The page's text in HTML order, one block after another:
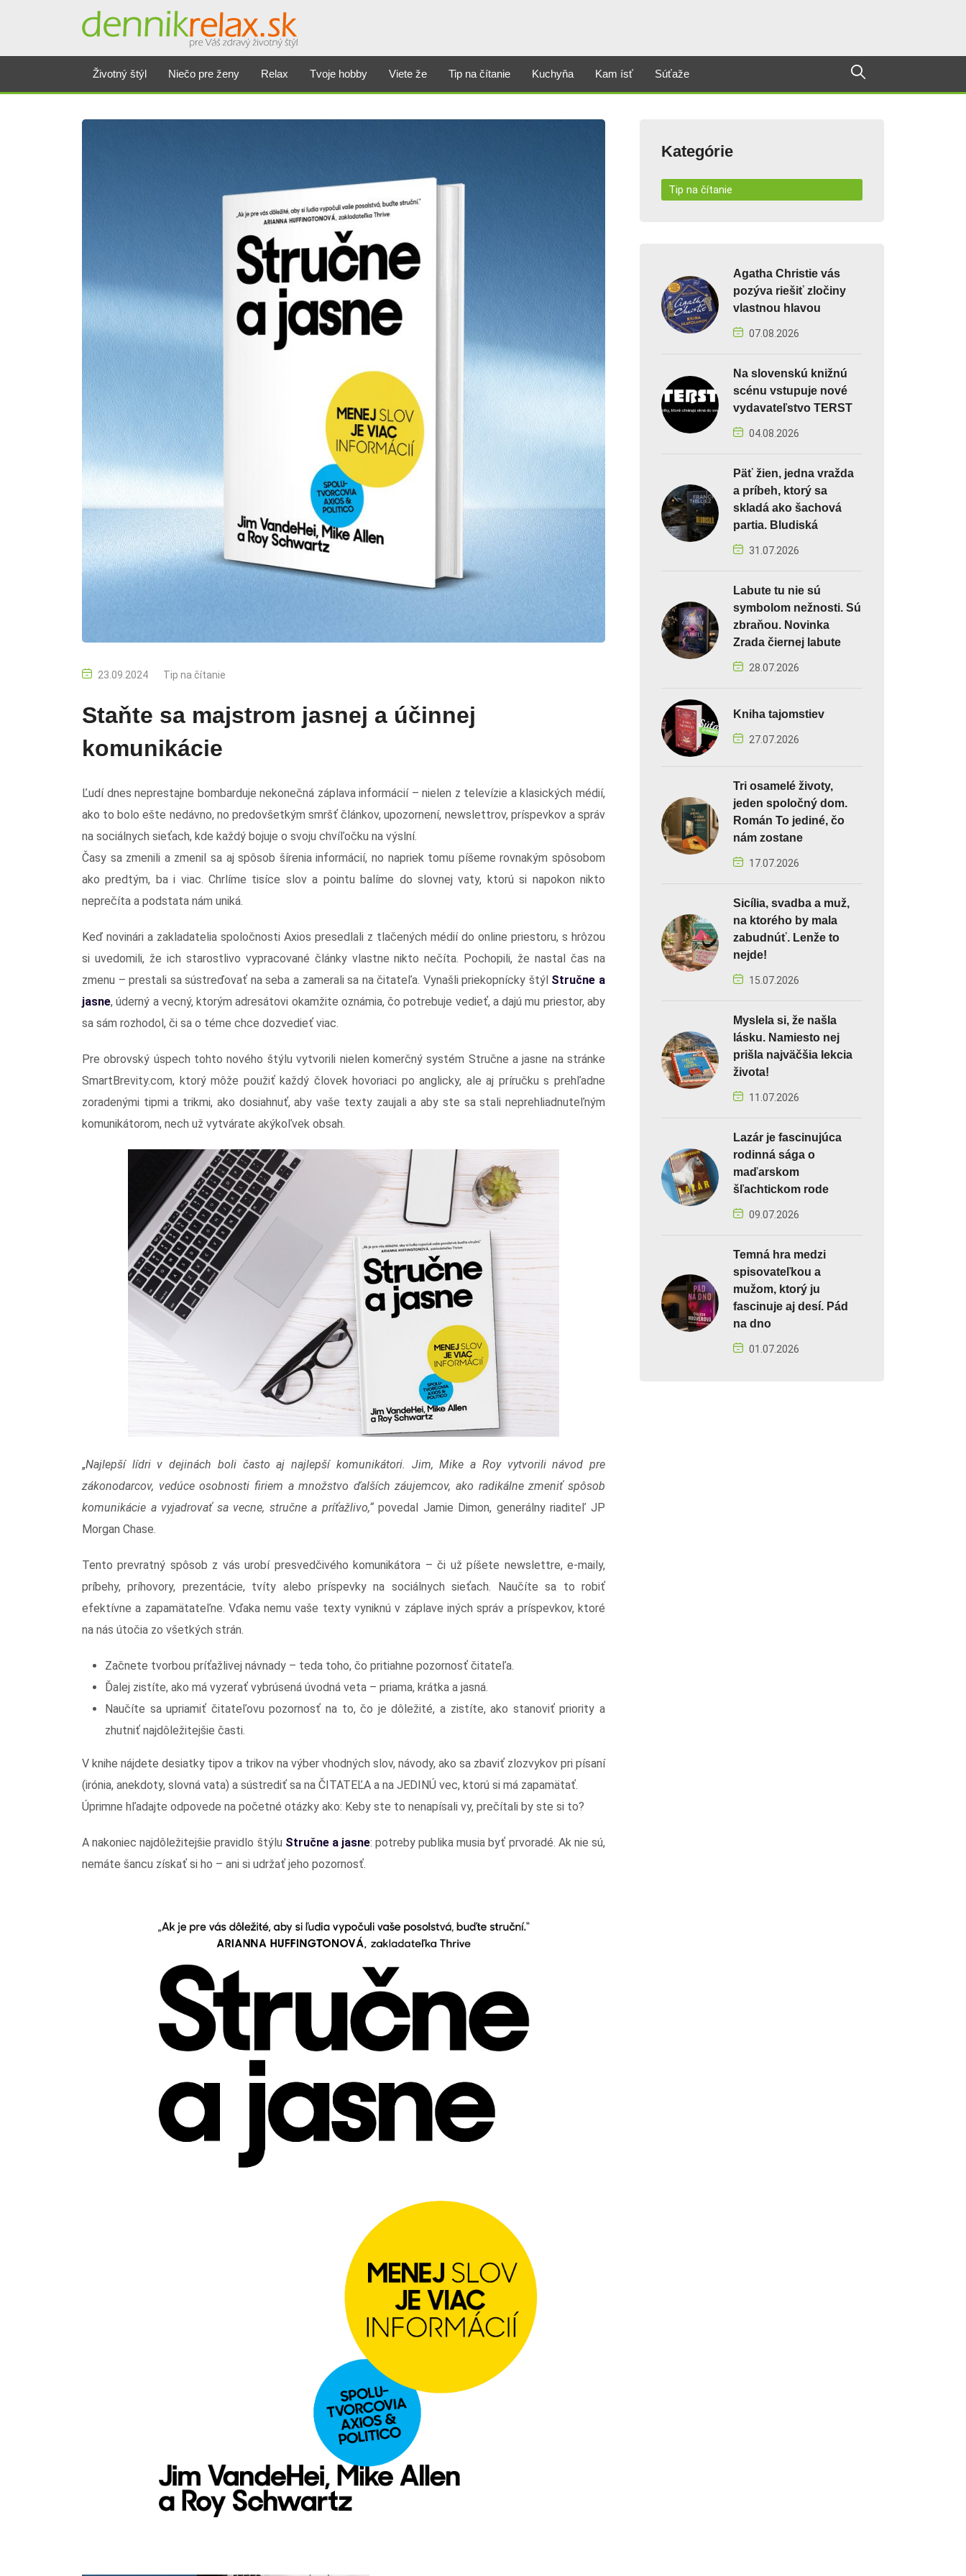
Životný štýl Niečo pre ženy Relax Tvoje hobby Viete že Tip na čítanie Kuchyňa Kam ísť Súťaže
23.09.2024 Tip na čítanie
Staňte sa majstrom jasnej a účinnej
komunikácie
Ľudí dnes neprestajne bombarduje nekonečná záplava informácií – nielen z televízie a klasických médií,
ako to bolo ešte nedávno, no predovšetkým smršť článkov, upozornení, newslettrov, príspevkov a správ
na sociálnych sieťach, kde každý bojuje o svoju chvíľočku na výslní.
Časy sa zmenili a zmenil sa aj spôsob šírenia informácií, no napriek tomu píšeme rovnakým spôsobom
ako predtým, ba i viac. Chrlíme tisíce slov a pointu balíme do slovnej vaty, ktorú si napokon nikto
neprečíta a podstata nám uniká.
Keď novinári a zakladatelia spoločnosti Axios presedlali z tlačených médií do online priestoru, s hrôzou
si uvedomili, že ich starostlivo vypracované články vlastne nikto nečíta. Pochopili, že nastal čas na
zmenu – prestali sa sústreďovať na seba a zamerali sa na čitateľa. Vynašli priekopnícky štýl Stručne a
jasne, úderný a vecný, ktorým adresátovi okamžite oznámia, čo potrebuje vedieť, a dajú mu priestor, aby
sa sám rozhodol, či sa o téme chce dozvedieť viac.
Pre obrovský úspech tohto nového štýlu vytvorili nielen komerčný systém Stručne a jasne na stránke
SmartBrevity.com, ktorý môže použiť každý človek hovoriaci po anglicky, ale aj príručku s prehľadne
zoradenými tipmi a trikmi, ako dosiahnuť, aby vaše texty zaujali a aby ste sa stali neprehliadnuteľným
komunikátorom, nech už vytvárate akýkoľvek obsah.
„Najlepší lídri v dejinách boli často aj najlepší komunikátori. Jim, Mike a Roy vytvorili návod pre
zákonodarcov, vedúce osobnosti firiem a množstvo ďalších záujemcov, ako radikálne zmeniť spôsob
komunikácie a vyjadrovať sa vecne, stručne a príťažlivo,“povedal Jamie Dimon, generálny riaditeľ JP
Morgan Chase.
Tento prevratný spôsob z vás urobí presvedčivého komunikátora – či už píšete newslettre, e-maily,
príbehy, príhovory, prezentácie, tvíty alebo príspevky na sociálnych sieťach. Naučíte sa to robiť
efektívne a zapamätateľne. Vďaka nemu vaše texty vyniknú v záplave iných správ a príspevkov, ktoré
na nás útočia zo všetkých strán.
Začnete tvorbou príťažlivej návnady – teda toho, čo pritiahne pozornosť čitateľa.
Ďalej zistíte, ako má vyzerať vybrúsená úvodná veta – priama, krátka a jasná.
Naučíte sa upriamiť čitateľovu pozornosť na to, čo je dôležité, a zistíte, ako stanoviť priority a
zhutniť najdôležitejšie časti.
V knihe nájdete desiatky tipov a trikov na výber vhodných slov, návody, ako sa zbaviť zlozvykov pri písaní
(irónia, anekdoty, slovná vata) a sústrediť sa na ČITATEĽA a na JEDINÚ vec, ktorú si má zapamätať.
Úprimne hľadajte odpovede na početné otázky ako: Keby ste to nenapísali vy, prečítali by ste si to?
A nakoniec najdôležitejšie pravidlo štýlu Stručne a jasne: potreby publika musia byť prvoradé. Ak nie sú,
nemáte šancu získať si ho – ani si udržať jeho pozornosť.
Kategórie
Tip na čítanie
Agatha Christie vás
pozýva riešiť zločiny
vlastnou hlavou
07.08.2026
Na slovenskú knižnú
scénu vstupuje nové
vydavateľstvo TERST
04.08.2026
Päť žien, jedna vražda
a príbeh, ktorý sa
skladá ako šachová
partia. Bludiská
31.07.2026
Labute tu nie sú
symbolom nežnosti. Sú
zbraňou. Novinka
Zrada čiernej labute
28.07.2026
Kniha tajomstiev
27.07.2026
Tri osamelé životy,
jeden spoločný dom.
Román To jediné, čo
nám zostane
17.07.2026
Sicília, svadba a muž,
na ktorého by mala
zabudnúť. Lenže to
nejde!
15.07.2026
Myslela si, že našla
lásku. Namiesto nej
prišla najväčšia lekcia
života!
11.07.2026
Lazár je fascinujúca
rodinná sága o
maďarskom
šľachtickom rode
09.07.2026
Temná hra medzi
spisovateľkou a
mužom, ktorý ju
fascinuje aj desí. Pád
na dno
01.07.2026